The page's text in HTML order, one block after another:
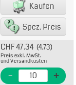
Kaufen
Spez. Preis
EME
CHF 47.34 (4.73)
Preis exkl. MwSt.
und Versandkosten
- +